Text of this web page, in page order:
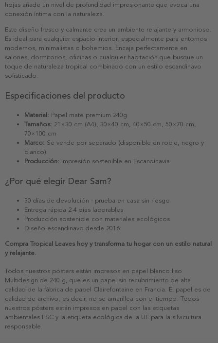
hojas añade un nivel de profundidad impresionante que evoca una
conexión íntima con la naturaleza.
Este diseño fresco y calmante crea un ambiente relajante y armonioso.
Es ideal para cualquier espacio interior, especialmente para entornos
modernos, minimalistas o bohemios. Encaja perfectamente en
salones, dormitorios, oficinas o cualquier habitación que busque un
toque de naturaleza tropical combinado con un estilo escandinavo
sofisticado.
Especificaciones del producto
Material: Papel mate premium 240g
Tamaños: 21×30 cm (A4), 30×40 cm, 40×50 cm, 50×70 cm,
70×100 cm
Marco: Se vende por separado (disponible en roble, negro y
blanco)
Producción: Impresión sostenible en Escandinavia
¿Por qué elegir Dear Sam?
30 días de devolución - prueba en casa sin riesgo
Entrega rápida 2-4 días laborables
Producción sostenible con materiales ecológicos
Diseño escandinavo desde 2016
Compra Tropical Leaves hoy y transforma tu hogar con un estilo natural
y relajante.
Todos nuestros pósters están impresos en papel blanco liso
Multidesign de 240 g, que es un papel sin recubrimiento de alta
calidad de la fábrica de papel Clairefontaine en Francia. El papel es de
calidad de archivo, es decir, no se amarillea con el tiempo. Todos
nuestros pósters están impresos en papel con las etiquetas
ambientales FSC y la etiqueta ecológica de la UE para la silvicultura
responsable.